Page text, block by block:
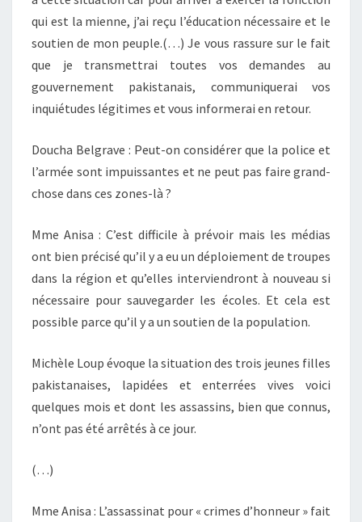
qui est la mienne, j’ai reçu l’éducation nécessaire et le
soutien de mon peuple.(…) Je vous rassure sur le fait
que je transmettrai toutes vos demandes au
gouvernement pakistanais, communiquerai vos
inquiétudes légitimes et vous informerai en retour.
Doucha Belgrave : Peut-on considérer que la police et
l’armée sont impuissantes et ne peut pas faire grand-
chose dans ces zones-là ?
Mme Anisa : C’est difficile à prévoir mais les médias
ont bien précisé qu’il y a eu un déploiement de troupes
dans la région et qu’elles interviendront à nouveau si
nécessaire pour sauvegarder les écoles. Et cela est
possible parce qu’il y a un soutien de la population.
Michèle Loup évoque la situation des trois jeunes filles
pakistanaises, lapidées et enterrées vives voici
quelques mois et dont les assassins, bien que connus,
n’ont pas été arrêtés à ce jour.
(…)
Mme Anisa : L’assassinat pour « crimes d’honneur » fait